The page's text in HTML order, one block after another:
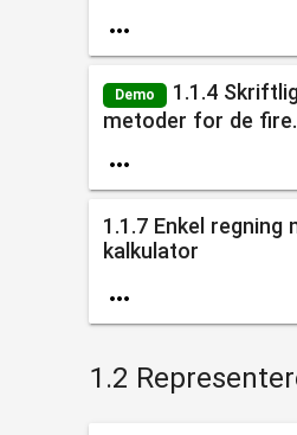

Demo
1.1.4
metoder for de

1.1.7 Enkel regning
kalkulator

1.2